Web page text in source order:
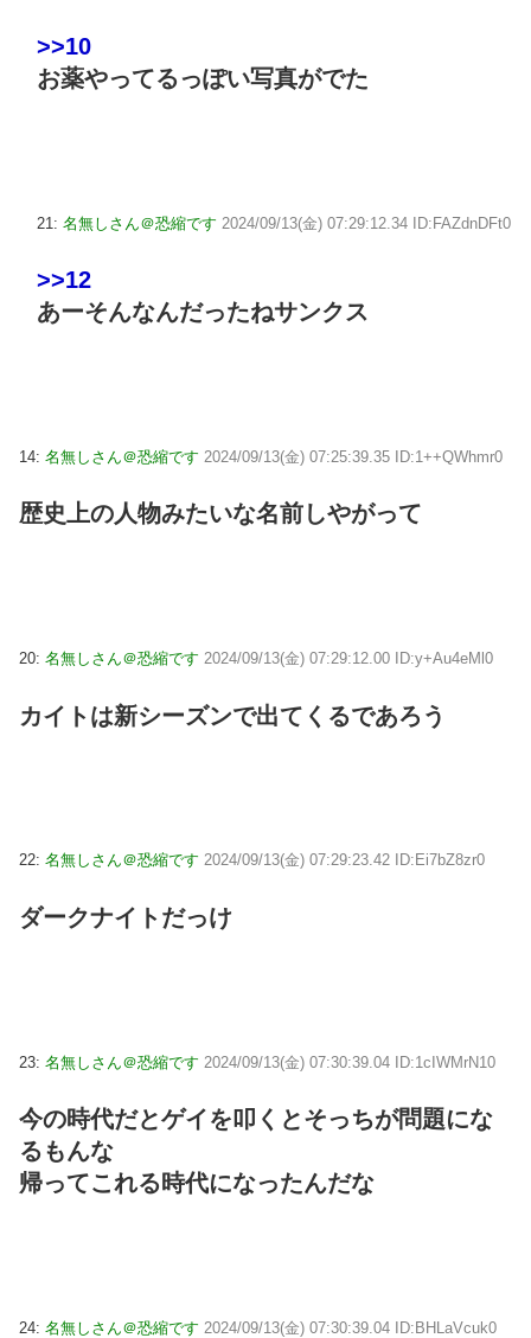
>>10
お薬やってるっぽい写真がでた
21: 名無しさん＠恐縮です 2024/09/13(金) 07:29:12.34 ID:FAZdnDFt0
>>12
あーそんなんだったねサンクス
14: 名無しさん＠恐縮です 2024/09/13(金) 07:25:39.35 ID:1++QWhmr0
歴史上の人物みたいな名前しやがって
20: 名無しさん＠恐縮です 2024/09/13(金) 07:29:12.00 ID:y+Au4eMl0
カイトは新シーズンで出てくるであろう
22: 名無しさん＠恐縮です 2024/09/13(金) 07:29:23.42 ID:Ei7bZ8zr0
ダークナイトだっけ
23: 名無しさん＠恐縮です 2024/09/13(金) 07:30:39.04 ID:1cIWMrN10
今の時代だとゲイを叩くとそっちが問題にな
るもんな
帰ってこれる時代になったんだな
24: 名無しさん＠恐縮です 2024/09/13(金) 07:30:39.04 ID:BHLaVcuk0